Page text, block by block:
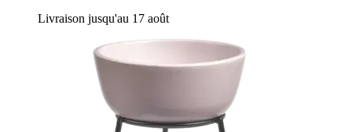
Livraison jusqu'au 17 août